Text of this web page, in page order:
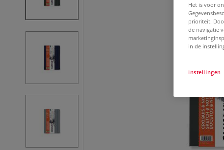
Het is voor
prioriteit.
de navigatie
in de
instellingen